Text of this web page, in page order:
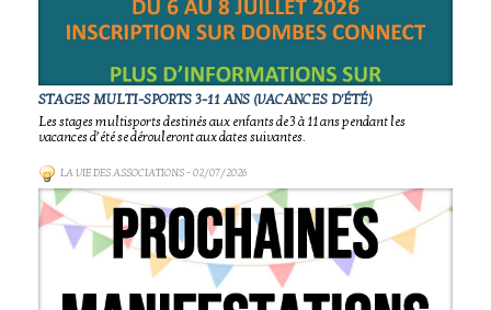
STAGES MULTI-SPORTS 3-11 ANS (VACANCES D'ÉTÉ)
Les stages multisports destinés aux enfants de 3 à 11 ans pendant les
vacances d’été se dérouleront aux dates suivantes.
LA VIE DES ASSOCIATIONS- 02/07/2026